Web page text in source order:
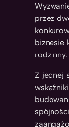
przez
biznesie
rodzinny.
Z jednej